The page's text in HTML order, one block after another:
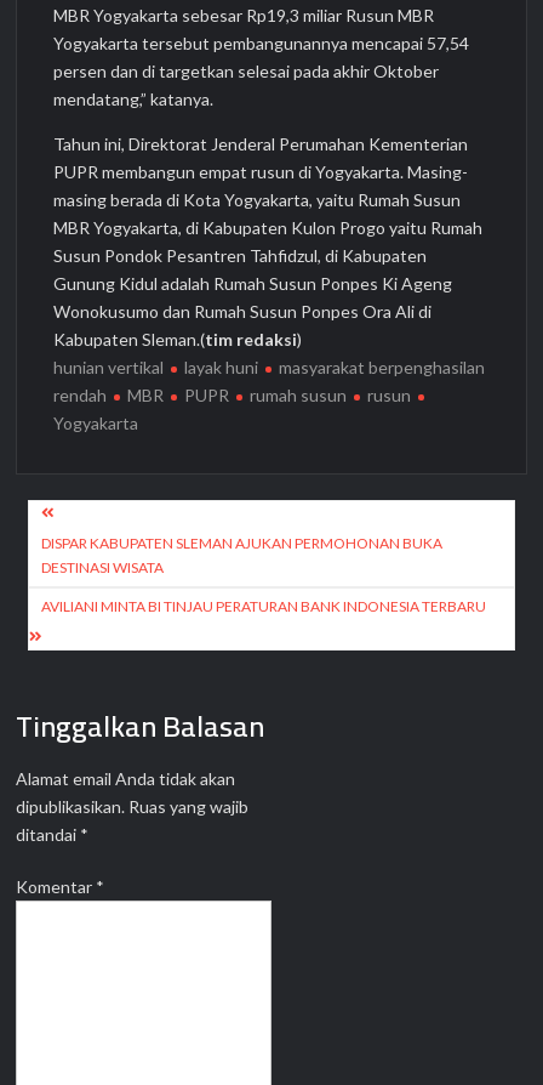
MBR Yogyakarta sebesar Rp19,3 miliar Rusun MBR
Yogyakarta tersebut pembangunannya mencapai 57,54
persen dan di targetkan selesai pada akhir Oktober
mendatang,” katanya.
Tahun ini, Direktorat Jenderal Perumahan Kementerian
PUPR membangun empat rusun di Yogyakarta. Masing-
masing berada di Kota Yogyakarta, yaitu Rumah Susun
MBR Yogyakarta, di Kabupaten Kulon Progo yaitu Rumah
Susun Pondok Pesantren Tahfidzul, di Kabupaten
Gunung Kidul adalah Rumah Susun Ponpes Ki Ageng
Wonokusumo dan Rumah Susun Ponpes Ora Ali di
Kabupaten Sleman.(tim redaksi)
hunian vertikal
layak huni
masyarakat berpenghasilan
rendah
MBR PUPR rumah susun
rusun
Yogyakarta
Navigasi
pos
DISPAR KABUPATEN SLEMAN AJUKAN PERMOHONAN BUKA
DESTINASI WISATA
AVILIANI MINTA BI TINJAU PERATURAN BANK INDONESIA TERBARU
Tinggalkan Balasan
Alamat email Anda tidak akan
dipublikasikan. Ruas yang wajib
ditandai *
Komentar *